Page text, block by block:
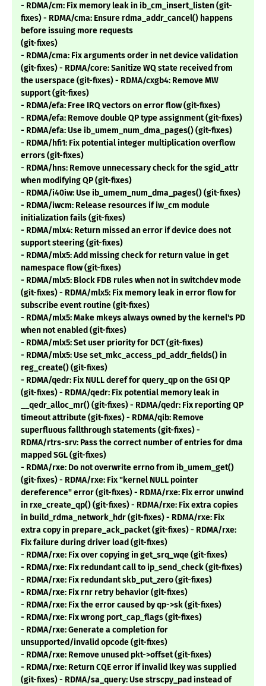
- RDMA/cm: Fix memory leak in ib_cm_insert_listen (git-
fixes) - RDMA/cma: Ensure rdma_addr_cancel() happens
before issuing more requests
(git-fixes)
- RDMA/cma: Fix arguments order in net device validation
(git-fixes) - RDMA/core: Sanitize WQ state received from
the userspace (git-fixes) - RDMA/cxgb4: Remove MW
support (git-fixes)
- RDMA/efa: Free IRQ vectors on error flow (git-fixes)
- RDMA/efa: Remove double QP type assignment (git-fixes)
- RDMA/efa: Use ib_umem_num_dma_pages() (git-fixes)
- RDMA/hfi1: Fix potential integer multiplication overflow
errors (git-fixes)
- RDMA/hns: Remove unnecessary check for the sgid_attr
when modifying QP (git-fixes)
- RDMA/i40iw: Use ib_umem_num_dma_pages() (git-fixes)
- RDMA/iwcm: Release resources if iw_cm module
initialization fails (git-fixes)
- RDMA/mlx4: Return missed an error if device does not
support steering (git-fixes)
- RDMA/mlx5: Add missing check for return value in get
namespace flow (git-fixes)
- RDMA/mlx5: Block FDB rules when not in switchdev mode
(git-fixes) - RDMA/mlx5: Fix memory leak in error flow for
subscribe event routine (git-fixes)
- RDMA/mlx5: Make mkeys always owned by the kernel's PD
when not enabled (git-fixes)
- RDMA/mlx5: Set user priority for DCT (git-fixes)
- RDMA/mlx5: Use set_mkc_access_pd_addr_fields() in
reg_create() (git-fixes)
- RDMA/qedr: Fix NULL deref for query_qp on the GSI QP
(git-fixes) - RDMA/qedr: Fix potential memory leak in
__qedr_alloc_mr() (git-fixes) - RDMA/qedr: Fix reporting QP
timeout attribute (git-fixes) - RDMA/qib: Remove
superfluous fallthrough statements (git-fixes) -
RDMA/rtrs-srv: Pass the correct number of entries for dma
mapped SGL (git-fixes)
- RDMA/rxe: Do not overwrite errno from ib_umem_get()
(git-fixes) - RDMA/rxe: Fix "kernel NULL pointer
dereference" error (git-fixes) - RDMA/rxe: Fix error unwind
in rxe_create_qp() (git-fixes) - RDMA/rxe: Fix extra copies
in build_rdma_network_hdr (git-fixes) - RDMA/rxe: Fix
extra copy in prepare_ack_packet (git-fixes) - RDMA/rxe:
Fix failure during driver load (git-fixes)
- RDMA/rxe: Fix over copying in get_srq_wqe (git-fixes)
- RDMA/rxe: Fix redundant call to ip_send_check (git-fixes)
- RDMA/rxe: Fix redundant skb_put_zero (git-fixes)
- RDMA/rxe: Fix rnr retry behavior (git-fixes)
- RDMA/rxe: Fix the error caused by qp->sk (git-fixes)
- RDMA/rxe: Fix wrong port_cap_flags (git-fixes)
- RDMA/rxe: Generate a completion for
unsupported/invalid opcode (git-fixes)
- RDMA/rxe: Remove unused pkt->offset (git-fixes)
- RDMA/rxe: Return CQE error if invalid lkey was supplied
(git-fixes) - RDMA/sa_query: Use strscpy_pad instead of